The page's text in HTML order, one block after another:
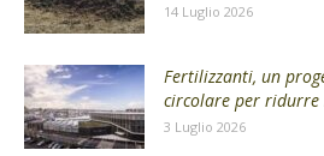
14 Luglio 2026
Fertilizzanti, un
circolare per ridurre
3 Luglio 2026